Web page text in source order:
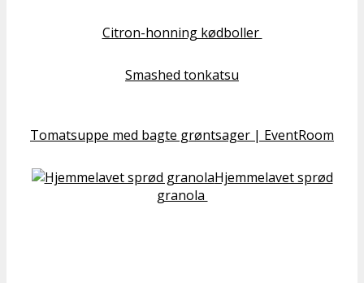
Citron-honning kødboller
Smashed tonkatsu
Tomatsuppe med bagte grøntsager | EventRoom
Hjemmelavet sprød
granola